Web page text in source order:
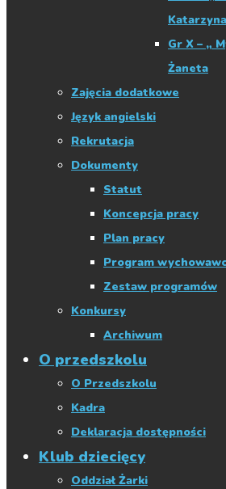
Katarzyna
Gr X – „
Żaneta
Zajęcia dodatkowe
Język angielski
Rekrutacja
Dokumenty
Statut
Koncepcja pracy
Plan pracy
Program
Zestaw programów
Konkursy
Archiwum
O przedszkolu
O Przedszkolu
Kadra
Deklaracja dostępności
Klub dziecięcy
Oddział Żarki